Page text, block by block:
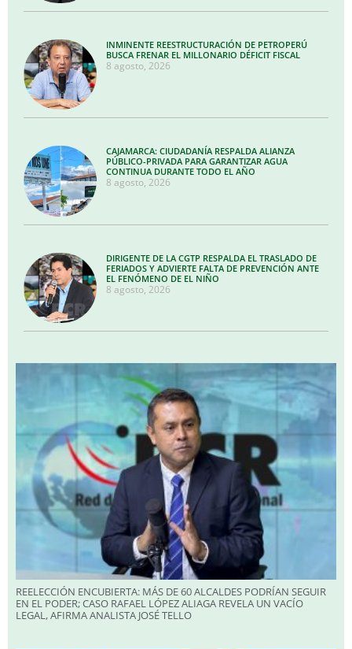
INMINENTE REESTRUCTURACIÓN DE PETROPERÚ
BUSCA FRENAR EL MILLONARIO DÉFICIT FISCAL
8 agosto, 2026
CAJAMARCA: CIUDADANÍA RESPALDA ALIANZA
PÚBLICO-PRIVADA PARA GARANTIZAR AGUA
CONTINUA DURANTE TODO EL AÑO
8 agosto, 2026
DIRIGENTE DE LA CGTP RESPALDA EL TRASLADO DE
FERIADOS Y ADVIERTE FALTA DE PREVENCIÓN ANTE
EL FENÓMENO DE EL NIÑO
8 agosto, 2026
REELECCIÓN ENCUBIERTA: MÁS DE 60 ALCALDES PODRÍAN SEGUIR
EN EL PODER; CASO RAFAEL LÓPEZ ALIAGA REVELA UN VACÍO
LEGAL, AFIRMA ANALISTA JOSÉ TELLO